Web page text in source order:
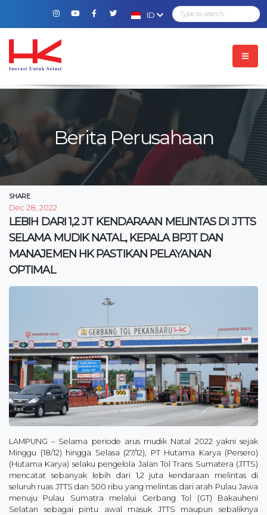
ID
Berita Perusahaan
SHARE
Dec 28, 2022
LEBIH DARI 1,2 JT KENDARAAN MELINTAS DI JTTS
SELAMA MUDIK NATAL, KEPALA BPJT DAN
MANAJEMEN HK PASTIKAN PELAYANAN
OPTIMAL
LAMPUNG – Selama periode arus mudik Natal 2022 yakni sejak
Minggu (18/12) hingga Selasa (27/12), PT Hutama Karya (Persero)
(Hutama Karya) selaku pengelola Jalan Tol Trans Sumatera (JTTS)
mencatat sebanyak lebih dari 1,2 juta kendaraan melintas di
seluruh ruas JTTS dan 500 ribu yang melintas dari arah Pulau Jawa
menuju Pulau Sumatra melalui Gerbang Tol (GT) Bakauheni
Selatan sebagai pintu awal masuk JTTS maupun sebaliknya